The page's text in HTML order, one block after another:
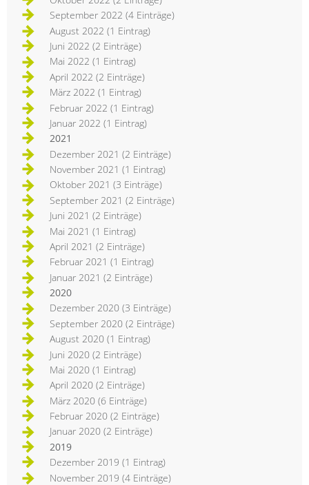
September 2022 (4 Einträge)
August 2022 (1 Eintrag)
Juni 2022 (2 Einträge)
Mai 2022 (1 Eintrag)
April 2022 (2 Einträge)
März 2022 (1 Eintrag)
Februar 2022 (1 Eintrag)
Januar 2022 (1 Eintrag)
2021
Dezember 2021 (2 Einträge)
November 2021 (1 Eintrag)
Oktober 2021 (3 Einträge)
September 2021 (2 Einträge)
Juni 2021 (2 Einträge)
Mai 2021 (1 Eintrag)
April 2021 (2 Einträge)
Februar 2021 (1 Eintrag)
Januar 2021 (2 Einträge)
2020
Dezember 2020 (3 Einträge)
September 2020 (2 Einträge)
August 2020 (1 Eintrag)
Juni 2020 (2 Einträge)
Mai 2020 (1 Eintrag)
April 2020 (2 Einträge)
März 2020 (6 Einträge)
Februar 2020 (2 Einträge)
Januar 2020 (2 Einträge)
2019
Dezember 2019 (1 Eintrag)
November 2019 (4 Einträge)